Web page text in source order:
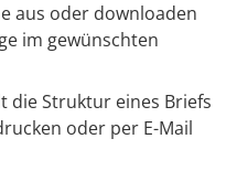
aus oder downloaden
im gewünschten
die Struktur eines Briefs
oder per E-Mail